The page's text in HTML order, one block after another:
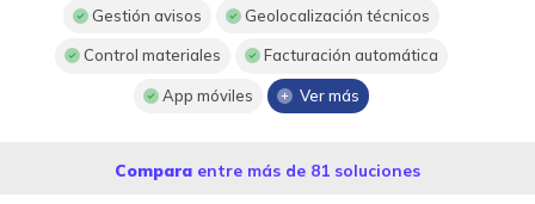
Gestión avisos Geolocalización técnicos
Control materiales Facturación automática
App móviles Ver más
Compara entre más de 81 soluciones